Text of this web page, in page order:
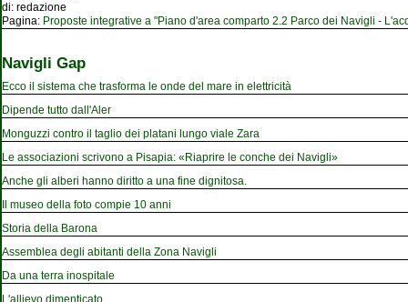
di: redazione
Pagina: Proposte integrative a "Piano d'area comparto 2.2 Parco dei Navigli -
Navigli Gap
Ecco il sistema che trasforma le onde del mare in elettricità
Dipende tutto dall'Aler
Monguzzi contro il taglio dei platani lungo viale Zara
Le associazioni scrivono a Pisapia: «Riaprire le conche dei Navigli»
Anche gli alberi hanno diritto a una fine dignitosa.
Il museo della foto compie 10 anni
Storia della Barona
Assemblea degli abitanti della Zona Navigli
Da una terra inospitale
L'allievo dimenticato